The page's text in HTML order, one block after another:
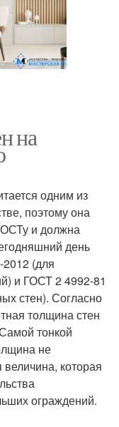
на
одним из
поэтому она
и должна
день
(для
и ГОСТ 2 4992-81
стен). Согласно
толщина стен
тонкой
не
которая
ограждений.